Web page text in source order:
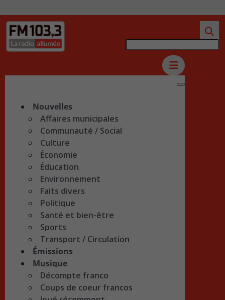
Nouvelles
Affaires municipales
Communauté / Social
Culture
Économie
Éducation
Environnement
Faits divers
Politique
Santé et bien-être
Sports
Transport / Circulation
Émissions
Musique
Décompte franco
Coups de coeur francos